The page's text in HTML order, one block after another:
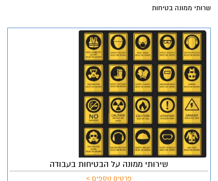
שרותי ממונה בטיחות
שירותי ממונה על הבטיחות בעבודה
פרטים נוספים >